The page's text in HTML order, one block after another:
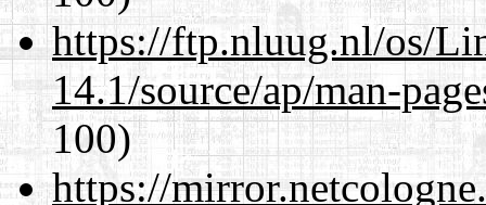
https://ftp.nluug.nl/os/
14.1/source/ap/man-
100)
https://